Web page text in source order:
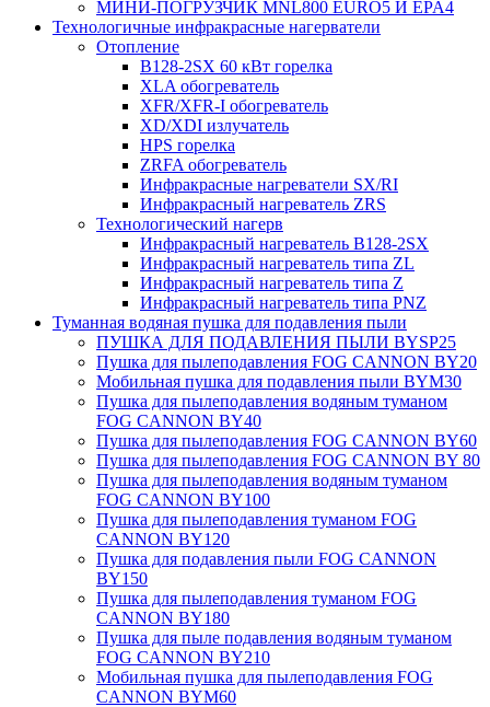
МИНИ-ПОГРУЗЧИК MNL800 EURO5 И EPA4
Технологичные инфракрасные нагерватели
Отопление
B128-2SX 60 кВт горелка
XLA обогреватель
XFR/XFR-I обогреватель
XD/XDI излучатель
HPS горелка
ZRFA обогреватель
Инфракрасные нагреватели SX/RI
Инфракрасный нагреватель ZRS
Технологический нагерв
Инфракрасный нагреватель B128-2SX
Инфракрасный нагреватель типа ZL
Инфракрасный нагреватель типа Z
Инфракрасный нагреватель типа PNZ
Туманная водяная пушка для подавления пыли
ПУШКА ДЛЯ ПОДАВЛЕНИЯ ПЫЛИ BYSP25
Пушка для пылеподавления FOG CANNON BY20
Мобильная пушка для подавления пыли BYM30
Пушка для пылеподавления водяным туманом
FOG CANNON BY40
Пушка для пылеподавления FOG CANNON BY60
Пушка для пылеподавления FOG CANNON BY 80
Пушка для пылеподавления водяным туманом
FOG CANNON BY100
Пушка для пылеподавления туманом FOG
CANNON BY120
Пушка для подавления пыли FOG CANNON
BY150
Пушка для пылеподавления туманом FOG
CANNON BY180
Пушка для пыле подавления водяным туманом
FOG CANNON BY210
Мобильная пушка для пылеподавления FOG
CANNON BYM60